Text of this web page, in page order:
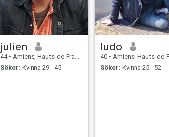
julien
44 • Amiens, Hauts-de-France, Frankrike
Söker: Kvinna 29 - 45
ludo
40 • Amiens, Hauts-de-France,
Söker: Kvinna 25 - 52